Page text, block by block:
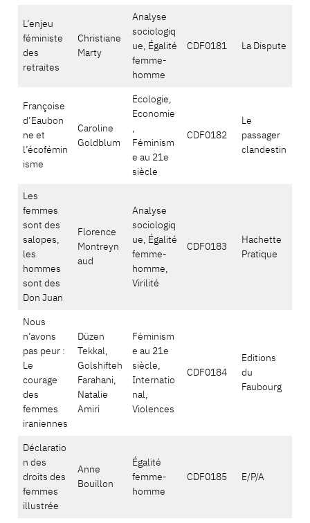
L’enjeu
féministe
des
retraites
Christiane
Marty
Analyse
sociologiq
ue, Égalité
femme-
homme
CDF0181 La Dispute
Françoise
d’Eaubon
ne et
l’écofémin
isme
Caroline
Goldblum
Ecologie,
Economie
,
Féminism
e au 21e
siècle
CDF0182
Le
passager
clandestin
Les
femmes
sont des
salopes,
les
hommes
sont des
Don Juan
Florence
Montreyn
aud
Analyse
sociologiq
ue, Égalité
femme-
homme,
Virilité
CDF0183
Hachette
Pratique
Nous
n’avons
pas peur :
Le
courage
des
femmes
iraniennes
Düzen
Tekkal,
Golshifteh
Farahani,
Natalie
Amiri
Féminism
e au 21e
siècle,
Internatio
nal,
Violences
CDF0184
Editions
du
Faubourg
Déclaratio
n des
droits des
femmes
illustrée
Anne
Bouillon
Égalité
femme-
homme
CDF0185 E/P/A